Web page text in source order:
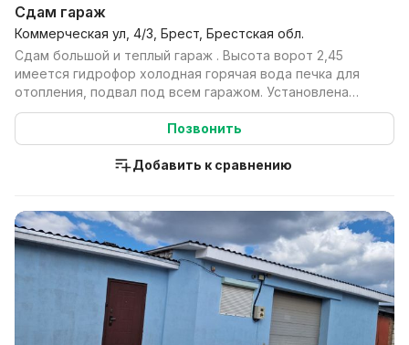
Сдам гараж
Коммерческая ул, 4/3, Брест, Брестская обл.
Сдам большой и теплый гараж . Высота ворот 2,45
имеется гидрофор холодная горячая вода печка для
отопления, подвал под всем гаражом. Установлена
охран...
Позвонить
Добавить к сравнению